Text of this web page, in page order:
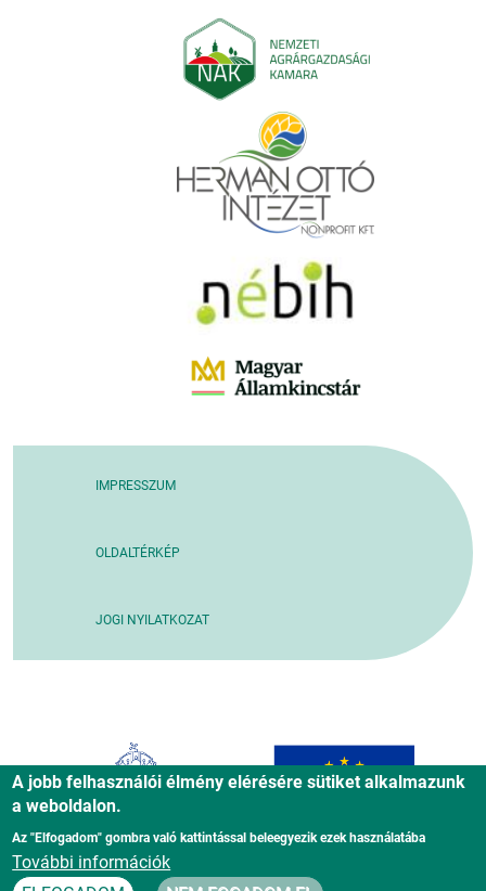
IMPRESSZUM
OLDALTÉRKÉP
JOGI NYILATKOZAT
A jobb felhasználói élmény elérésére sütiket alkalmazunk
a weboldalon.
Az "Elfogadom" gombra való kattintással beleegyezik ezek használatába
További információk